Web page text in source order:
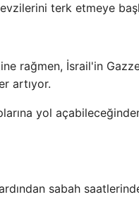
terk etmeye
rağmen, İsrail'in
artıyor.
yol
sabah